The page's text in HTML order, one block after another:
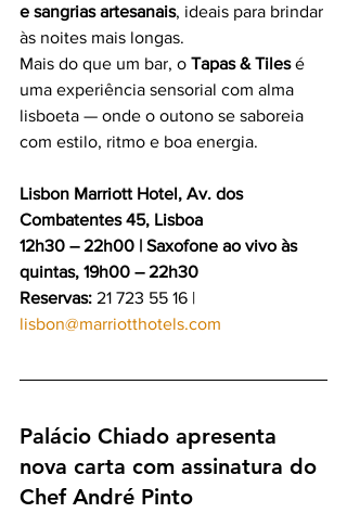
e sangrias artesanais, ideais para brindar
às noites mais longas.
Mais do que um bar, o Tapas & Tiles é
uma experiência sensorial com alma
lisboeta — onde o outono se saboreia
com estilo, ritmo e boa energia.
Lisbon Marriott Hotel, Av. dos
Combatentes 45, Lisboa
12h30 – 22h00 | Saxofone ao vivo às
quintas, 19h00 – 22h30
Reservas: 21 723 55 16 |
lisbon@marriotthotels.com
Palácio Chiado apresenta
nova carta com assinatura do
Chef André Pinto